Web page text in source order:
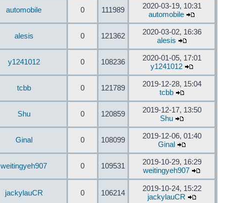
automobile 0 111989
2020-03-19, 10:31
automobile
alesis 0 121362
2020-03-02, 16:36
alesis
y1241012 0 108236
2020-01-05, 17:01
y1241012
tcbb 0 121789
2019-12-28, 15:04
tcbb
Shu 0 120859
2019-12-17, 13:50
Shu
Ginal 0 108099
2019-12-06, 01:40
Ginal
weitingyeh907 0 109531
2019-10-29, 16:29
weitingyeh907
jackylauCR 0 106214
2019-10-24, 15:22
jackylauCR